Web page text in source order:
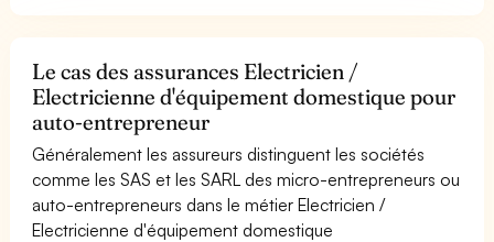
Le cas des assurances Electricien /
Electricienne d'équipement domestique pour
auto-entrepreneur
Généralement les assureurs distinguent les sociétés
comme les SAS et les SARL des micro-entrepreneurs ou
auto-entrepreneurs dans le métier Electricien /
Electricienne d'équipement domestique